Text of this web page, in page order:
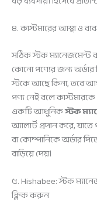
৪. কাস্টমারের আস্থা ও
সঠিক স্টক ম্যানেজমেন্ট
কোনো পণ্যের জন্য অর্ডার
স্টকে আছে কিনা, তবে
পণ্য নেই বলে
একটি আধুনিকস্টক
অ্যালার্ট প্রদান করে,
বা কোম্পানিকে অর্ডার
বাড়িয়ে দেয়।
৫. Hishabee: স্টক
ক্লিক করুন